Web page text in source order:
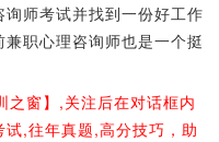
师考试并找到一份好工作
职心理咨询师也是一个挺
之窗】,关注后在对话框内
,往年真题,高分技巧，助